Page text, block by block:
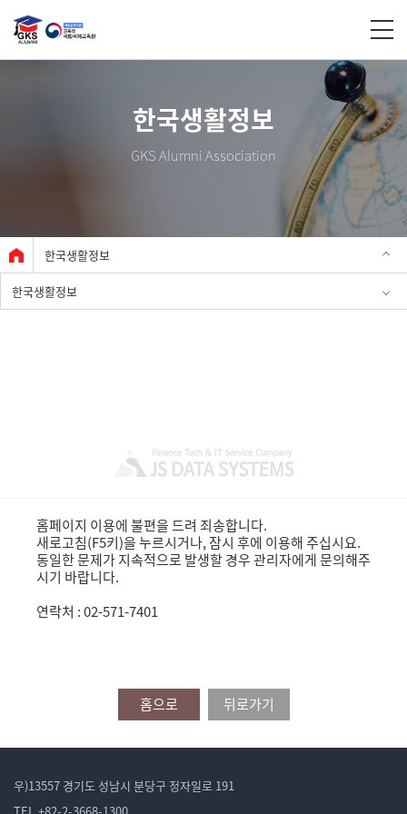
한국생활정보
GKS Alumni Association
한국생활정보
한국생활정보
홈페이지 이용에 불편을 드려 죄송합니다.
새로고침(F5키)을 누르시거나, 잠시 후에 이용해 주십시요.
동일한 문제가 지속적으로 발생할 경우 관리자에게 문의해주
시기 바랍니다.
연락처 : 02-571-7401
홈으로 뒤로가기
우)13557 경기도 성남시 분당구 정자일로 191